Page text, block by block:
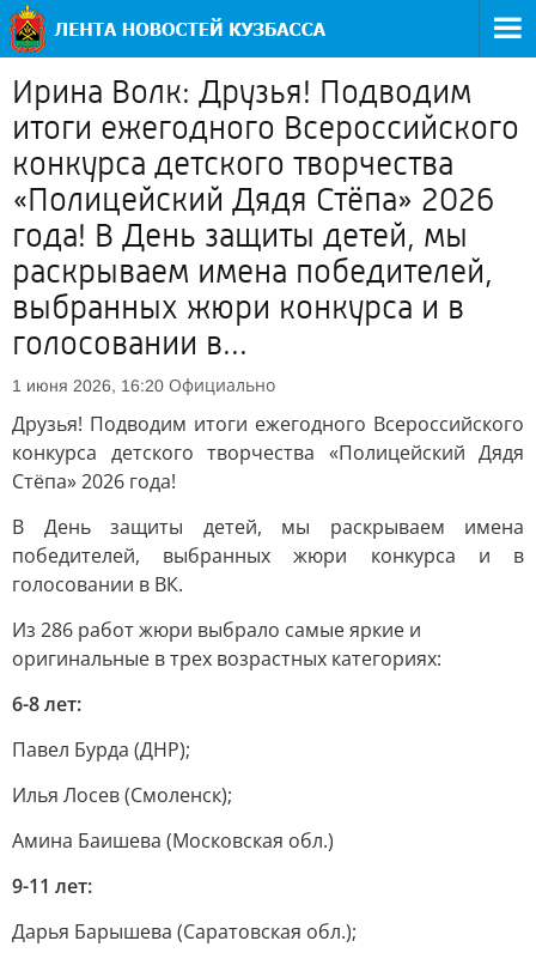
Ирина Волк: Друзья! Подводим
итоги ежегодного Всероссийского
конкурса детского творчества
«Полицейский Дядя Стёпа» 2026
года! В День защиты детей, мы
раскрываем имена победителей,
выбранных жюри конкурса и в
голосовании в...
1 июня 2026, 16:20 Официально
Друзья! Подводим итоги ежегодного Всероссийского
конкурса детского творчества «Полицейский Дядя
Стёпа» 2026 года!
В День защиты детей, мы раскрываем имена
победителей, выбранных жюри конкурса и в
голосовании в ВК.
Из 286 работ жюри выбрало самые яркие и
оригинальные в трех возрастных категориях:
6-8 лет:
Павел Бурда (ДНР);
Илья Лосев (Смоленск);
Амина Баишева (Московская обл.)
9-11 лет:
Дарья Барышева (Саратовская обл.);